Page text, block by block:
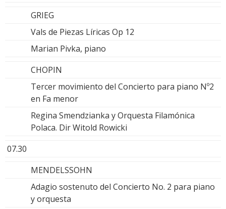
GRIEG
Vals de Piezas Líricas Op 12
Marian Pivka, piano
CHOPIN
Tercer movimiento del Concierto para piano Nº2
en Fa menor
Regina Smendzianka y Orquesta Filamónica
Polaca. Dir Witold Rowicki
07.30
MENDELSSOHN
Adagio sostenuto del Concierto No. 2 para piano
y orquesta